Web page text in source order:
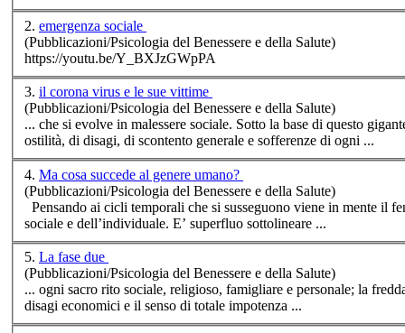
2. emergenza sociale
(Pubblicazioni/Psicologia del Benessere e della Salute)
https://youtu.be/Y_BXJzGWpPA
3. il corona virus e le sue vittime
(Pubblicazioni/Psicologia del Benessere e della Salute)
... che si evolve in malessere sociale. Sotto la base di questo
ostilità, di disagi, di scontento generale e sofferenze di ogni ...
4. Ma cosa succede al genere umano?
(Pubblicazioni/Psicologia del Benessere e della Salute)
Pensando ai cicli temporali che si susseguono viene in mente il
sociale
e dell’individuale. E’ superfluo sottolineare ...
5. La fase due
(Pubblicazioni/Psicologia del Benessere e della Salute)
... ogni sacro rito sociale, religioso, famigliare e personale; la
disagi economici e il senso di totale impotenza ...